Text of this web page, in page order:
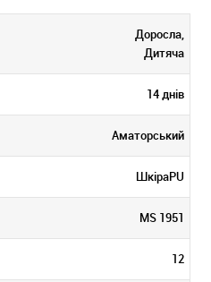
Доросла,
Дитяча
14 днів
Аматорський
ШкіраPU
MS 1951
12